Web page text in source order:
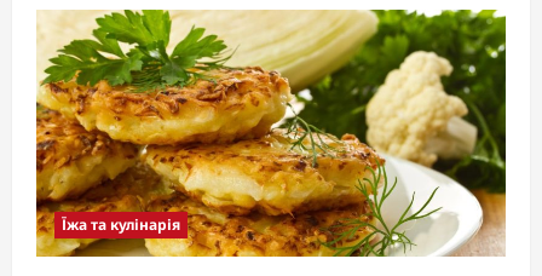
Їжа та кулінарія